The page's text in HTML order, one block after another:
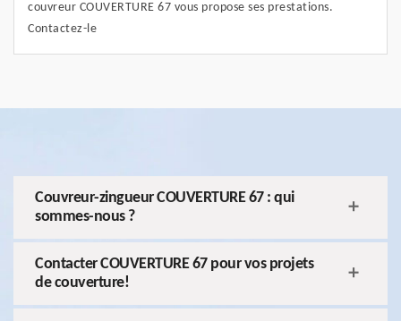
couvreur COUVERTURE 67 vous propose ses prestations.
Contactez-le
Couvreur-zingueur COUVERTURE 67 : qui
sommes-nous ?
Contacter COUVERTURE 67 pour vos projets
de couverture!